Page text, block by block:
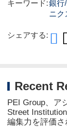
キーワード:銀行
ニク
シェアする:
Recent
PEI Group、ア
Street
編集力を評価さ